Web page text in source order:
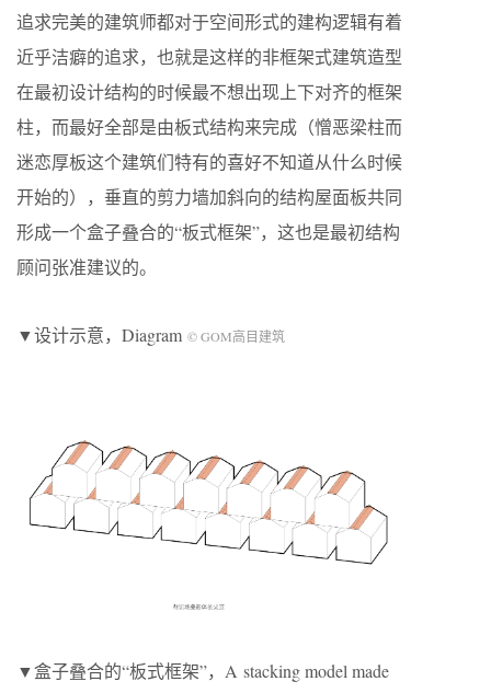
追求完美的建筑师都对于空间形式的建构逻辑有着
近乎洁癖的追求，也就是这样的非框架式建筑造型
在最初设计结构的时候最不想出现上下对齐的框架
柱，而最好全部是由板式结构来完成（憎恶梁柱而
迷恋厚板这个建筑们特有的喜好不知道从什么时候
开始的），垂直的剪力墙加斜向的结构屋面板共同
形成一个盒子叠合的“板式框架”，这也是最初结构
顾问张准建议的。
▼设计示意，Diagram © GOM高目建筑
▼盒子叠合的“板式框架”，A stacking model made